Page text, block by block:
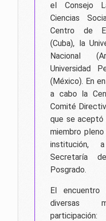
el Consejo
Ciencias
Centro de
(Cuba), la
Nacional
Universidad
(México). En
a cabo la
Comité
que se aceptó
miembro
Secretaría
Posgrado.
El encuentro
diversas